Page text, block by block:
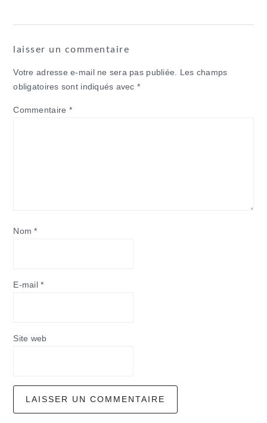
laisser un commentaire
Votre adresse e-mail ne sera pas publiée. Les champs
obligatoires sont indiqués avec*
Commentaire *
Nom*
E-mail*
Site web